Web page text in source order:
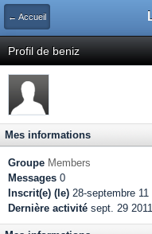
← Accueil
Profil de beniz
Mes informations
Groupe Members
Messages 0
Inscrit(e) (le) 28-septembre 11
Dernière activité sept. 29